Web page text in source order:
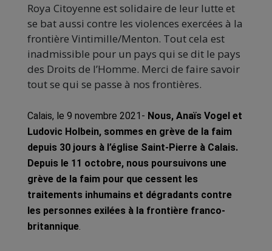
Roya Citoyenne est solidaire de leur lutte et
se bat aussi contre les violences exercées à la
frontière Vintimille/Menton. Tout cela est
inadmissible pour un pays qui se dit le pays
des Droits de l’Homme. Merci de faire savoir
tout se qui se passe à nos frontières.
Calais, le 9 novembre 2021- Nous, Anaïs Vogel et
Ludovic Holbein, sommes en grève de la faim
depuis 30 jours à l’église Saint-Pierre à Calais.
Depuis le 11 octobre, nous poursuivons une
grève de la faim pour que cessent les
traitements inhumains et dégradants contre
les personnes exilées à la frontière franco-
britannique